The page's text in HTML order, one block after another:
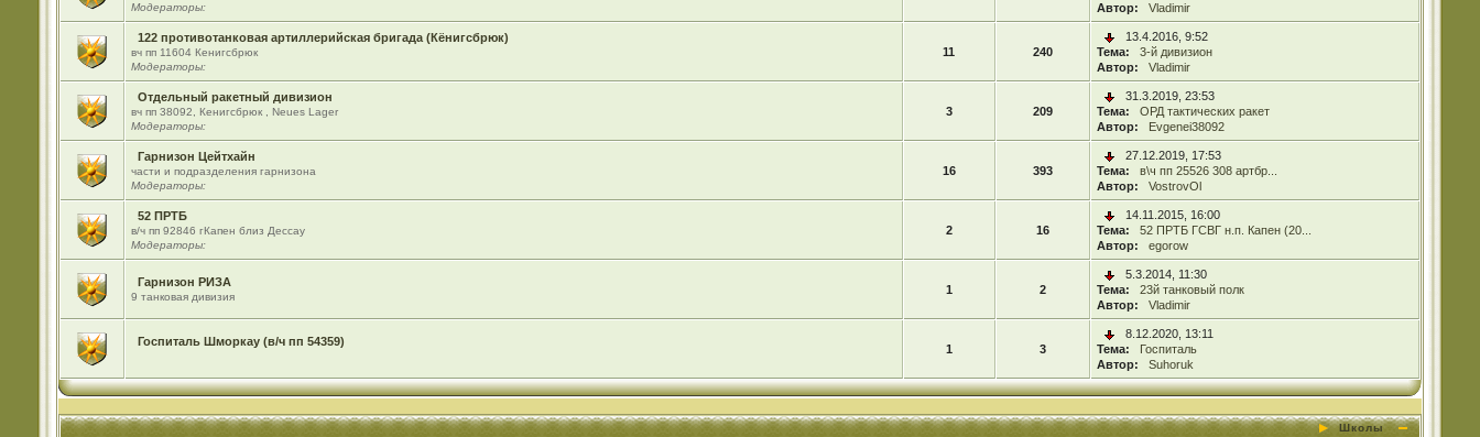
Модераторы:
Автор:
Vladimir
122 противотанковая артиллерийская бригада (Кёнигсбрюк)
вч пп 11604 Кенигсбрюк
Модераторы:
11 240
13.4.2016, 9:52
Тема:
3-й дивизион
Автор:
Vladimir
Отдельный ракетный дивизион
вч пп 38092, Кенигсбрюк , Neues Lager
Модераторы:
3 209
31.3.2019, 23:53
Тема:
ОРД тактических ракет
Автор:
Evgenei38092
Гарнизон Цейтхайн
части и подразделения гарнизона
Модераторы:
16 393
27.12.2019, 17:53
Тема:
в\ч пп 25526 308 артбр...
Автор:
VostrovOl
52 ПРТБ
в/ч пп 92846 гКапен близ Дессау
Модераторы:
2 16
14.11.2015, 16:00
Тема:
52 ПРТБ ГСВГ н.п. Капен (20...
Автор:
egorow
Гарнизон РИЗА
9 танковая дивизия
1 2
5.3.2014, 11:30
Тема:
23й танковый полк
Автор:
Vladimir
Госпиталь Шморкау (в/ч пп 54359)
1 3
8.12.2020, 13:11
Тема:
Госпиталь
Автор:
Suhoruk
Школы